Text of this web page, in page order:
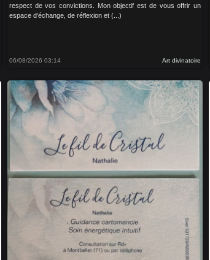
respect de vos convictions. Mon objectif est de vous offrir un
espace d’échange, de réflexion et (...)
06/08/2026 03:14 Art divinatoire